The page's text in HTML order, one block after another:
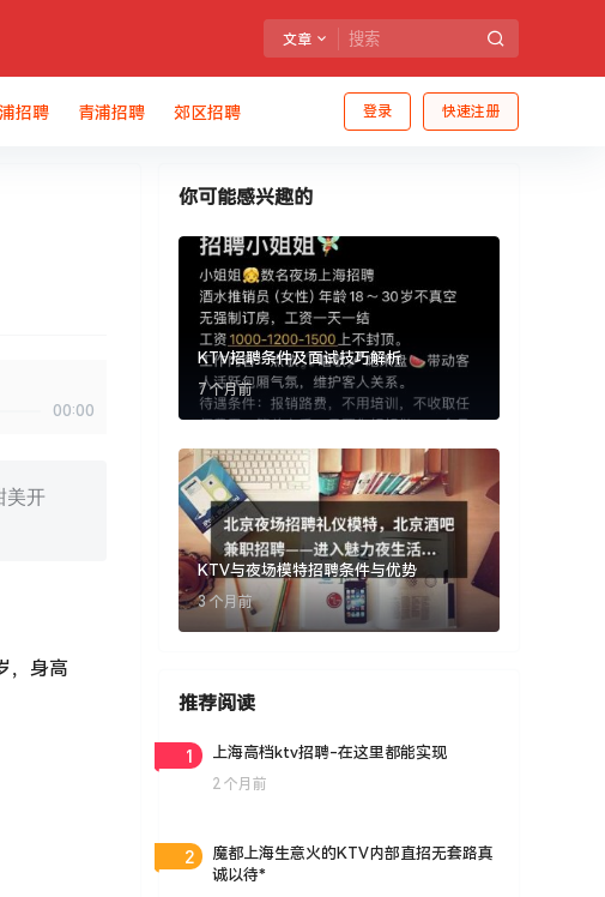
文章
登录 快速注册
招聘 青浦招聘 郊区招聘
00:00
美开
，身高
你可能感兴趣的
KTV招聘条件及面试技巧解析
7 个月前
KTV与夜场模特招聘条件与优势
3 个月前
推荐阅读
1 上海高档ktv招聘-在这里都能实现
2 个月前
2
魔都上海生意火的KTV内部直招无套路真
诚以待*